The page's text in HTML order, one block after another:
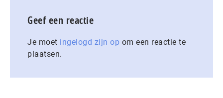
Geef een reactie
Je moet ingelogd zijn op om een reactie te
plaatsen.